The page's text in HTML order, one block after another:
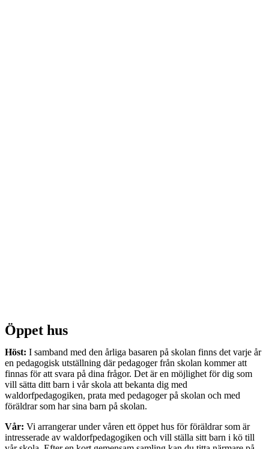
Öppet hus
Höst: I samband med den årliga basaren på skolan finns det varje år
en pedagogisk utställning där pedagoger från skolan kommer att
finnas för att svara på dina frågor. Det är en möjlighet för dig som
vill sätta ditt barn i vår skola att bekanta dig med
waldorfpedagogiken, prata med pedagoger på skolan och med
föräldrar som har sina barn på skolan.
Vår: Vi arrangerar under våren ett öppet hus för föräldrar som är
intresserade av waldorfpedagogiken och vill ställa sitt barn i kö till